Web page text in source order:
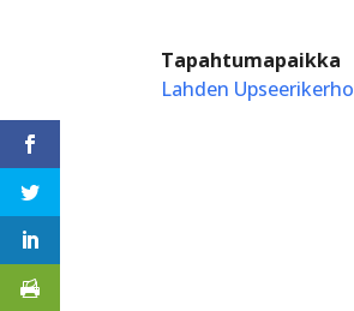
Tapahtumapaikka
Lahden Upseerikerho